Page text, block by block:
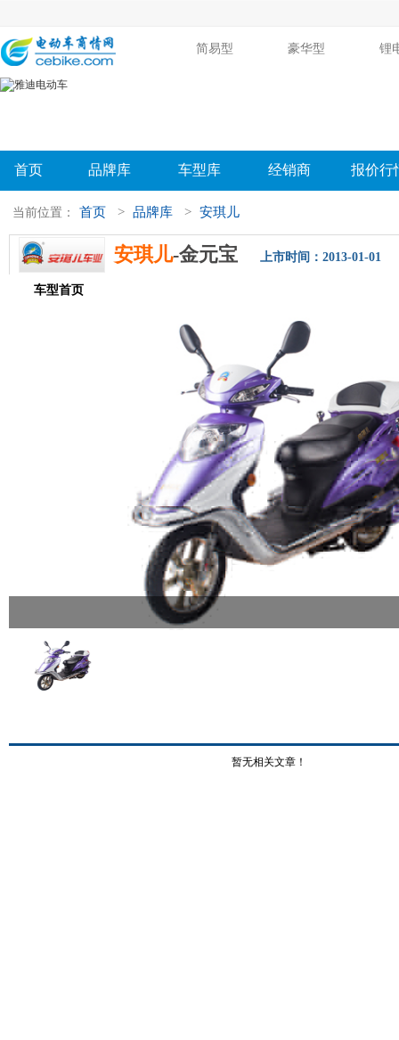
简易型 豪华型 锂
首页 品牌库 车型库 经销商 报价行
当前位置： 首页 > 品牌库 > 安琪儿
安琪儿-金元宝 上市时间：2013-01-01
车型首页
暂无相关文章！